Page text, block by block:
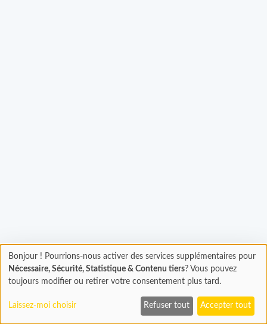
Chargement
En cours...
Bonjour ! Pourrions-nous activer des services supplémentaires pour
Nécessaire, Sécurité, Statistique & Contenu tiers? Vous pouvez
toujours modifier ou retirer votre consentement plus tard.
Laissez-moi choisir Refuser tout Accepter tout